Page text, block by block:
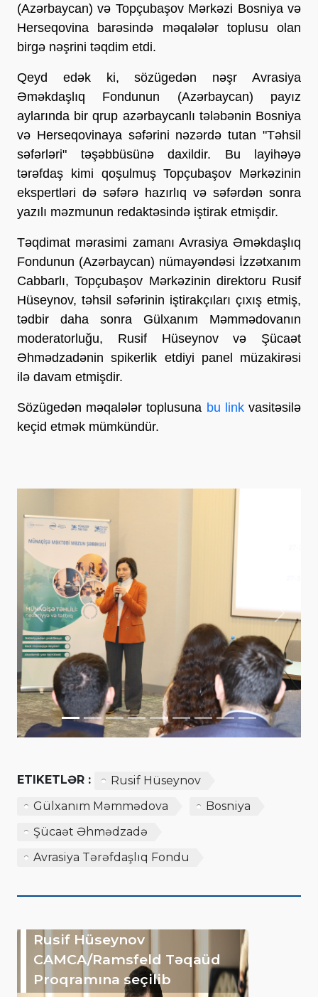
(Azərbaycan) və Topçubaşov Mərkəzi Bosniya və
Herseqovina barəsində məqalələr toplusu olan
birgə nəşrini təqdim etdi.
Qeyd edək ki, sözügedən nəşr Avrasiya
Əməkdaşlıq Fondunun (Azərbaycan) payız
aylarında bir qrup azərbaycanlı tələbənin Bosniya
və Herseqovinaya səfərini nəzərdə tutan "Təhsil
səfərləri" təşəbbüsünə daxildir. Bu layihəyə
tərəfdaş kimi qoşulmuş Topçubaşov Mərkəzinin
ekspertləri də səfərə hazırlıq və səfərdən sonra
yazılı məzmunun redaktəsində iştirak etmişdir.
Təqdimat mərasimi zamanı Avrasiya Əməkdaşlıq
Fondunun (Azərbaycan) nümayəndəsi İzzətxanım
Cabbarlı, Topçubaşov Mərkəzinin direktoru Rusif
Hüseynov, təhsil səfərinin iştirakçıları çıxış etmiş,
tədbir daha sonra Gülxanım Məmmədovanın
moderatorluğu, Rusif Hüseynov və Şücaət
Əhmədzadənin spikerlik etdiyi panel müzakirəsi
ilə davam etmişdir.
Sözügedən məqalələr toplusuna bu linkvasitəsilə
keçid etmək mümkündür.
Previous Next
ETIKETLƏR :
Rusif Hüseynov
Gülxanım Məmmədova
Bosniya
Şücaət Əhmədzadə
Avrasiya Tərəfdaşlıq Fondu
Rusif Hüseynov
CAMCA/Ramsfeld Təqaüd
Proqramına seçilib